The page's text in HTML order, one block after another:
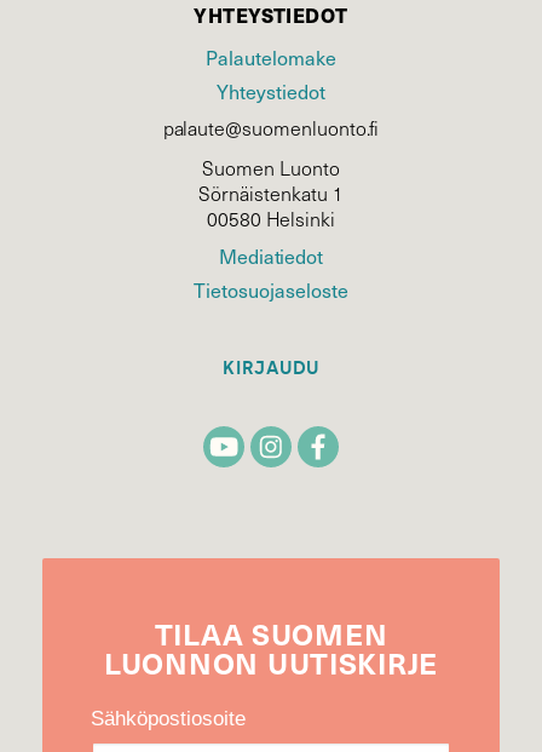
YHTEYSTIEDOT
Palautelomake
Yhteystiedot
palaute@suomenluonto.fi
Suomen Luonto
Sörnäistenkatu 1
00580 Helsinki
Mediatiedot
Tietosuojaseloste
KIRJAUDU
TILAA SUOMEN
LUONNON UUTIS­KIRJE
Sähköpostiosoite